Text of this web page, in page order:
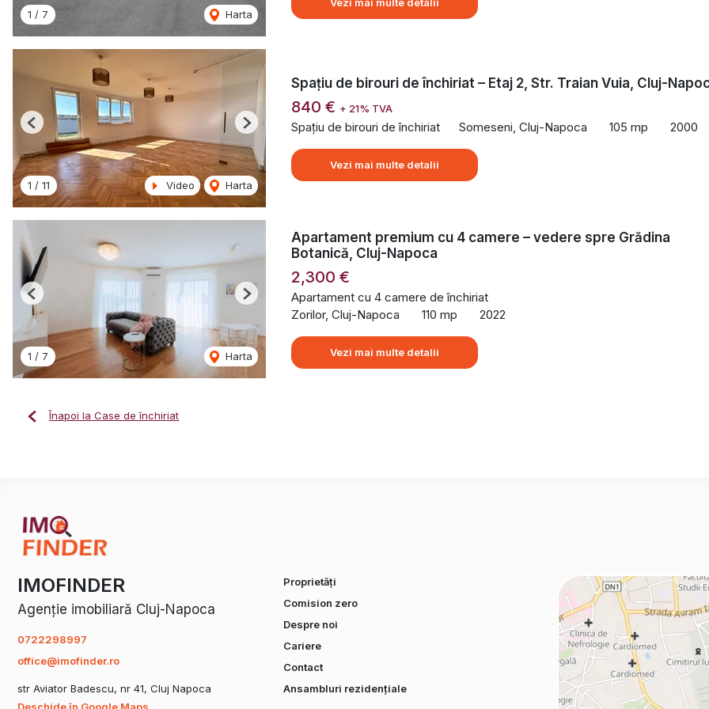
1 / 7 Harta
Vezi mai multe detalii
1 / 11 Video Harta
Previous Next
Spațiu de birouri de închiriat – Etaj 2, Str. Traian Vuia, Cluj-
840 € + 21% TVA
Spațiu de birouri de închiriat Someseni, Cluj-Napoca 105 mp 2000
Vezi mai multe detalii
1 / 7 Harta
Previous Next
Apartament premium cu 4 camere – vedere spre Grădina
Botanică, Cluj-Napoca
2,300 €
Apartament cu 4 camere de închiriat
Zorilor, Cluj-Napoca
110 mp 2022
Vezi mai multe detalii
Înapoi la Case de închiriat
IMOFINDER
Agenție imobiliară Cluj-Napoca
0722298997
office@imofinder.ro
str Aviator Badescu, nr 41, Cluj Napoca
Proprietăți
Comision zero
Despre noi
Cariere
Contact
Ansambluri rezidențiale